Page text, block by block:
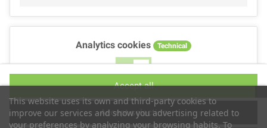
This website uses its own and third-party cookies to
improve our services and show you advertising related to
your preferences by analyzing your browsing habits. To
Analytics cookies Technical
No Yes
Accept selection
Accept all